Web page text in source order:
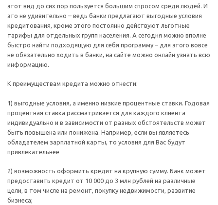
этот вид до сих пор пользуется большим спросом среди людей. И
это не удивительно – ведь банки предлагают выгодные условия
кредитования, кроме этого постоянно действуют льготные
тарифы для отдельных групп населения. А сегодня можно вполне
быстро найти подходящую для себя программу – для этого вовсе
не обязательно ходить в банки, на сайте можно онлайн узнать всю
информацию.
К преимуществам кредита можно отнести:
1) выгодные условия, а именно низкие процентные ставки. Годовая
процентная ставка рассматривается для каждого клиента
индивидуально и в зависимости от разных обстоятельств может
быть повышена или понижена. Например, если вы являетесь
обладателем зарплатной карты, то условия для Вас будут
привлекательнее
2) возможность оформить кредит на крупную сумму. Банк может
предоставить кредит от 10 000 до 3 млн рублей на различные
цели, в том числе на ремонт, покупку недвижимости, развитие
бизнеса;